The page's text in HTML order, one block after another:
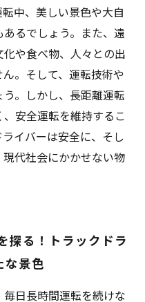
中、美しい景色や大自
るでしょう。また、遠
や食べ物、人々との出
。そして、運転技術や
。しかし、長距離運転
安全運転を維持するこ
イバーは安全に、そし
代社会にかかせない物
探る！トラックドラ
な景色
日長時間運転を続けな